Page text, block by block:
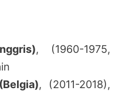
, (1960-1975,
, (2011-2018),